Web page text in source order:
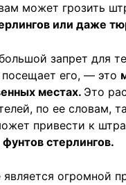
может грозить
или даже
запрет для
его, — это
местах. Это
по ее словам,
привести к
стерлингов.
является огромной